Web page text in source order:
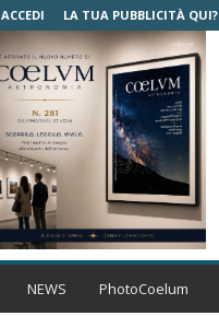
ACCEDI LA TUA PUBBLICITÀ QUI?
C
NEWS PhotoCoelum